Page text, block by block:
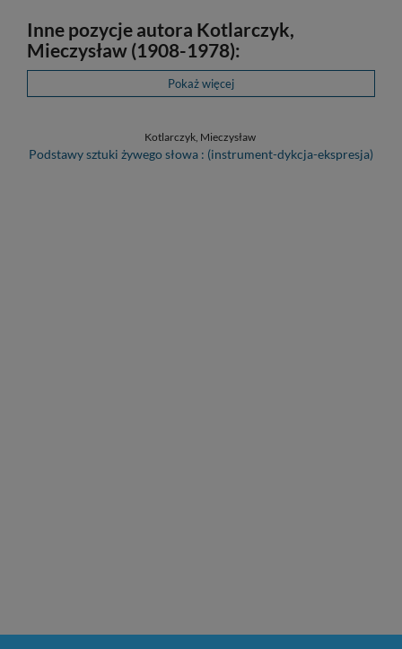
Inne pozycje autora Kotlarczyk,
Mieczysław (1908-1978):
Pokaż więcej
Kotlarczyk, Mieczysław
Podstawy sztuki żywego słowa : (instrument-dykcja-ekspresja)